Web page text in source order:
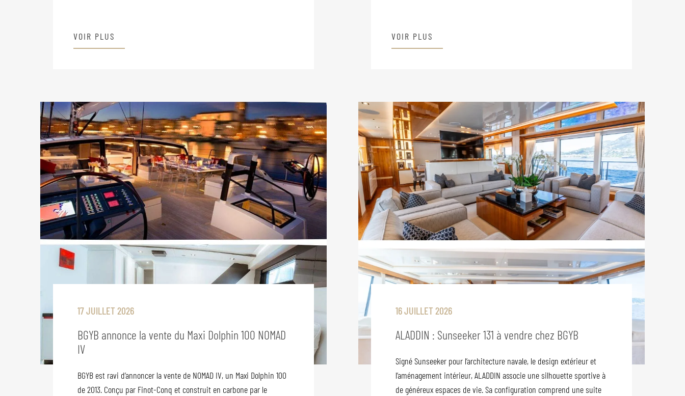
VOIR PLUS VOIR PLUS
17 JUILLET 2026
BGYB annonce la vente du Maxi Dolphin 100 NOMAD
IV
BGYB est ravi d’annoncer la vente de NOMAD IV, un Maxi Dolphin 100
de 2013. Conçu par Finot-Conq et construit en carbone par le
16 JUILLET 2026
ALADDIN : Sunseeker 131 à vendre chez BGYB
Signé Sunseeker pour l’architecture navale, le design extérieur et
l’aménagement intérieur, ALADDIN associe une silhouette sportive à
de généreux espaces de vie. Sa configuration comprend une suite